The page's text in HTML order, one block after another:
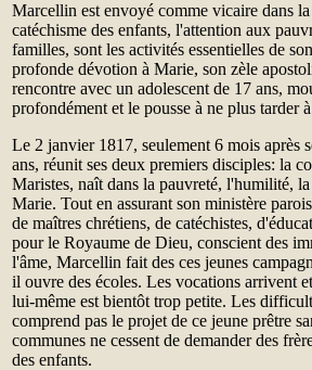
Marcellin est envoyé comme vicaire dans
catéchisme des enfants, l'attention aux
familles, sont les activités essentielles de
profonde dévotion à Marie, son zèle
rencontre avec un adolescent de 17 ans,
profondément et le pousse à ne plus tarder
Le 2 janvier 1817, seulement 6 mois
ans, réunit ses deux premiers disciples: la
Maristes, naît dans la pauvreté, l'humilité,
Marie. Tout en assurant son ministère
de maîtres chrétiens, de catéchistes,
pour le Royaume de Dieu, conscient des
l'âme, Marcellin fait des ces jeunes
il ouvre des écoles. Les vocations arrivent
lui-même est bientôt trop petite. Les
comprend pas le projet de ce jeune prêtre
communes ne cessent de demander des
des enfants.